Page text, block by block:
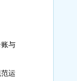
与
运